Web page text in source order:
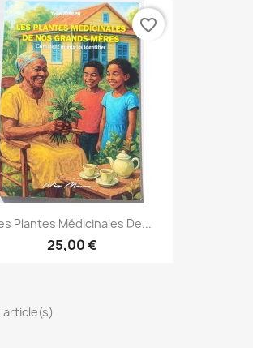
Plantes Médicinales De...
25,00 €
favorite_border
article(s)